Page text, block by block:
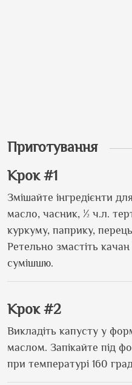
Приготування
Крок #1
Змішайте інгредієнти
масло, часник, ½ ч.л.
куркуму, паприку,
Ретельно змастіть
сумішшю.
Крок #2
Викладіть капусту у
маслом. Запікайте під
при температурі 160